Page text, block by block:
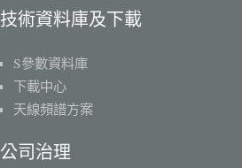
技術資料庫及下載
S參數資料庫
下載中心
天線頻譜方案
公司治理